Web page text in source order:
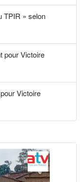
TPIR » selon
pour Victoire
Victoire